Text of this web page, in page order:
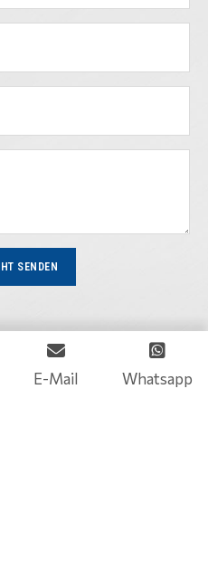
SENDEN
E-Mail Whatsapp